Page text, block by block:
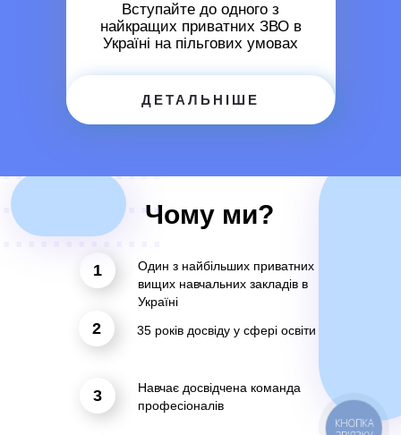
Вступайте до одного з
найкращих приватних ЗВО в
Україні на пільгових умовах
ДЕТАЛЬНІШЕ
Один з найбільших приватних
вищих навчальних закладів в
Україні
35 років досвіду у сфері освіти
Навчає досвідчена команда
професіоналів
1
2
3
Чому ми?
КНОПКА